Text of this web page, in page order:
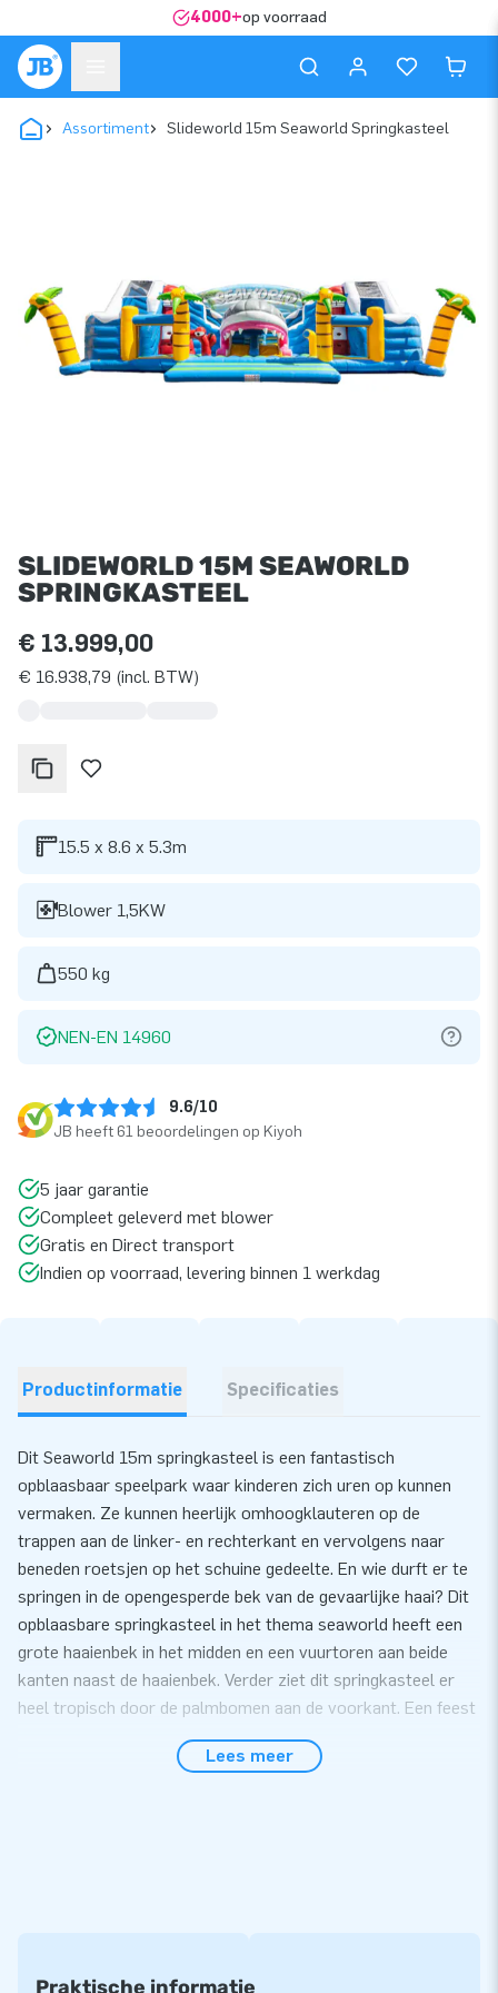
4000+op voorraad
Assortiment Slideworld 15m Seaworld Springkasteel
SLIDEWORLD 15M SEAWORLD
SPRINGKASTEEL
€ 13.999,00
€ 16.938,79 (incl. BTW)
15.5 x 8.6 x 5.3m
Blower 1,5KW
550 kg
NEN-EN 14960
9.6/10
JB heeft 61 beoordelingen op Kiyoh
5 jaar garantie
Compleet geleverd met blower
Gratis en Direct transport
Indien op voorraad, levering binnen 1 werkdag
Productinformatie Specificaties
Dit Seaworld 15m springkasteel is een fantastisch
opblaasbaar speelpark waar kinderen zich uren op kunnen
vermaken. Ze kunnen heerlijk omhoogklauteren op de
trappen aan de linker- en rechterkant en vervolgens naar
beneden roetsjen op het schuine gedeelte. En wie durft er te
springen in de opengesperde bek van de gevaarlijke haai? Dit
opblaasbare springkasteel in het thema seaworld heeft een
grote haaienbek in het midden en een vuurtoren aan beide
kanten naast de haaienbek. Verder ziet dit springkasteel er
heel tropisch door de palmbomen aan de voorkant. Een feest
Lees meer
Praktische informatie